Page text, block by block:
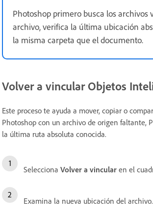
Photoshop primero busca los
archivo, verifica la última ubicación
la misma carpeta que el documento.
Volver a vincular Objetos
Este proceso te ayuda a mover, copiar o
Photoshop con un archivo de origen faltante,
la última ruta absoluta conocida.
Selecciona Volver a vincular en el
Examina la nueva ubicación del archivo.